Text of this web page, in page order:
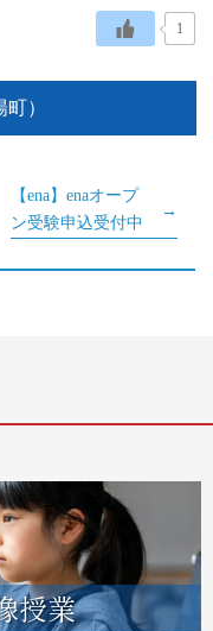
1
）
【ena】enaオープ
ン受験申込受付中
授業